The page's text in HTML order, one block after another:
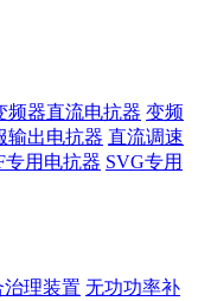
频器直流电抗器 变频
输出电抗器 直流调速
专用电抗器 SVG专用
理装置 无功功率补